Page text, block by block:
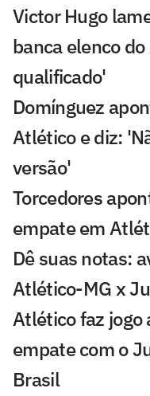
Victor Hugo
banca elenco
qualificado'
Domínguez
Atlético e diz:
versão'
Torcedores
empate em
Dê suas notas:
Atlético-MG x
Atlético faz jogo
empate com o
Brasil